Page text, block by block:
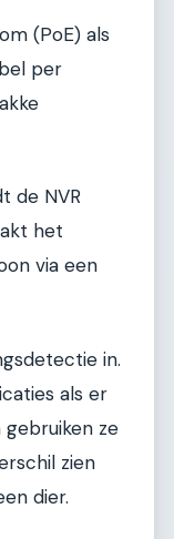
(PoE) als
per
de NVR
het
via een
in.
als er
ze
zien
dier.